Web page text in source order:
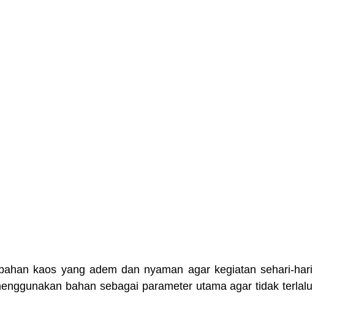
kaos yang adem dan nyaman agar kegiatan sehari-hari
bahan sebagai parameter utama agar tidak terlalu